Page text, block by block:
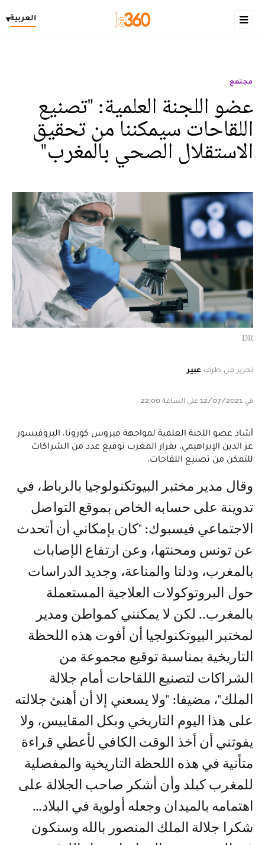
العربية▾
مجتمع
عضو اللجنة العلمية: "تصنيع
اللقاحات سيمكننا من تحقيق
الاستقلال الصحي بالمغرب"
DR
تحرير من طرف عبير
في 12/07/2021 على الساعة 22:00
أشاد عضو اللجنة العلمية لمواجهة فيروس كورونا، البروفيسور
عز الدين الإبراهيمي، بقرار المغرب توقيع عدد من الشراكات
للتمكن من تصنيع اللقاحات.
وقال مدير مختبر البيوتكنولوجيا بالرباط، في
تدوينة على حسابه الخاص بموقع التواصل
الاجتماعي فيسبوك: "كان بإمكاني أن أتحدث
عن تونس ومحنتها، وعن ارتفاع الإصابات
بالمغرب، ودلتا والمناعة، وجديد الدراسات
حول البروتوكولات العلاجية المستعملة
بالمغرب.. لكن لا يمكنني كمواطن ومدير
لمختبر البيوتكنولجيا أن أفوت هذه اللحظة
التاريخية بمناسبة توقيع مجموعة من
الشراكات لتصنيع اللقاحات أمام جلالة
الملك"، مضيفا: "ولا يسعني إلا أن أهنئ جلالته
على هذا اليوم التاريخي وبكل المقاييس، ولا
يفوتني أن أخذ الوقت الكافي لأعطي قراءة
متأنية في هذه اللحظة التاريخية والمفصلية
للمغرب كبلد وأن أشكر صاحب الجلالة على
اهتمامه بالميدان وجعله أولوية في البلاد…
شكرا جلالة الملك المنصور بالله وسنكون